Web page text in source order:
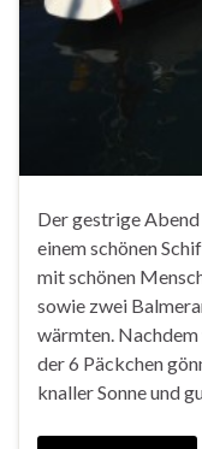
Der gestrige
einem schönen
mit schönen
sowie zwei
wärmten.
der 6 Päckchen
knaller Sonne und